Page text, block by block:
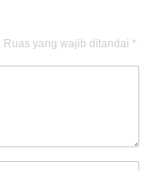
Ruas yang wajib ditandai *